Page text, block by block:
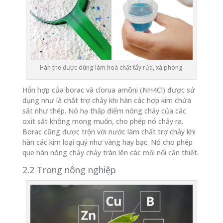
Hàn the được dùng làm hoá chất tẩy rửa, xà phòng
Hỗn hợp của borac và clorua amôni (NH4Cl) được sử
dụng như là chất trợ chảy khi hàn các hợp kim chứa
sắt như thép. Nó hạ thấp điểm nóng chảy của các
oxit sắt không mong muốn, cho phép nó chảy ra.
Borac cũng được trộn với nước làm chất trợ chảy khi
hàn các kim loại quý như vàng hay bạc. Nó cho phép
que hàn nóng chảy chảy tràn lên các mối nối cần thiết.
2.2 Trong nông nghiệp